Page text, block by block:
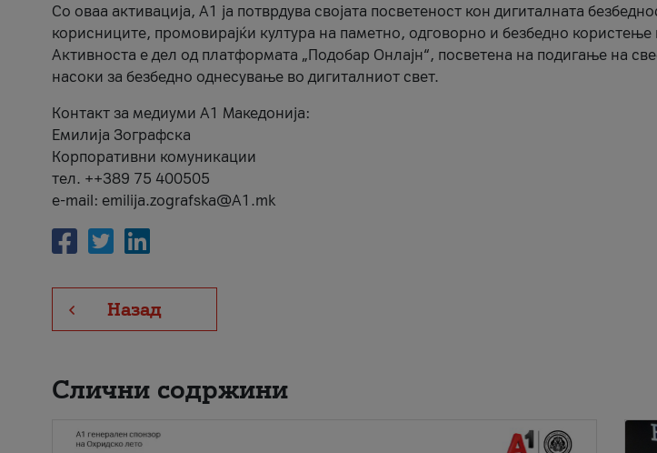
Со оваа активација, А1 ја потврдува својата посветеност кон дигиталната
корисниците, промовирајќи култура на паметно, одговорно и безбедно
Активноста е дел од платформата „Подобар Онлајн“, посветена на подигање на
насоки за безбедно однесување во дигиталниот свет.
Контакт за медиуми А1 Македонија:
Емилија Зографска
Корпоративни комуникации
тел. ++389 75 400505
e-mail: emilija.zografska@A1.mk
Назад
Слични содржини